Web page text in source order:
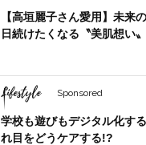
【高垣麗子さん愛用】未来
日続けたくなる〝美肌想い
Lifestyle Sponsored
学校も遊びもデジタル化す
れ目をどうケアする!?